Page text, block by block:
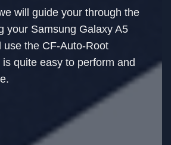
will guide your through the
your Samsung Galaxy A5
use the CF-Auto-Root
quite easy to perform and